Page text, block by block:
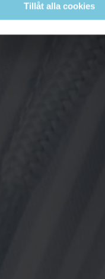
Tillåt alla cookies